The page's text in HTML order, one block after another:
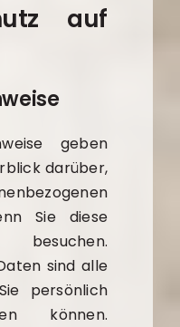
auf
geben
darüber,
Sie diese
sind alle
persönlich
können.